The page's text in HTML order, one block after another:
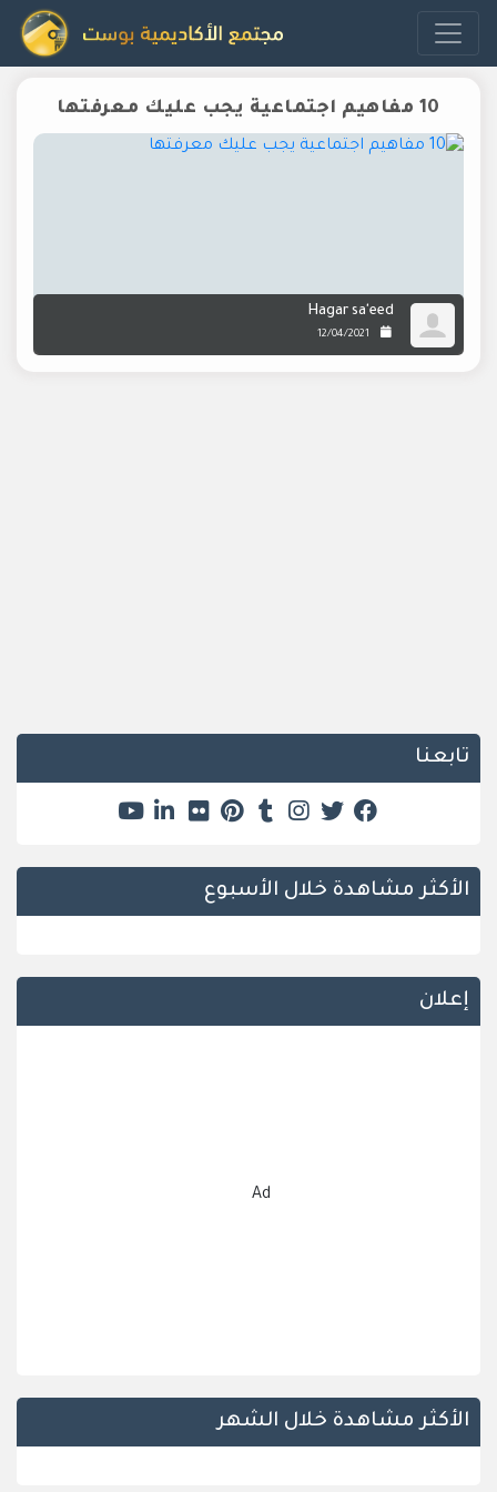
10 مفاهيم اجتماعية يجب عليك معرفتها
Hagar sa'eed
12/04/2021
تابعنا
الأكثر مشاهدة خلال الأسبوع
إعلان
Ad
الأكثر مشاهدة خلال الشهر